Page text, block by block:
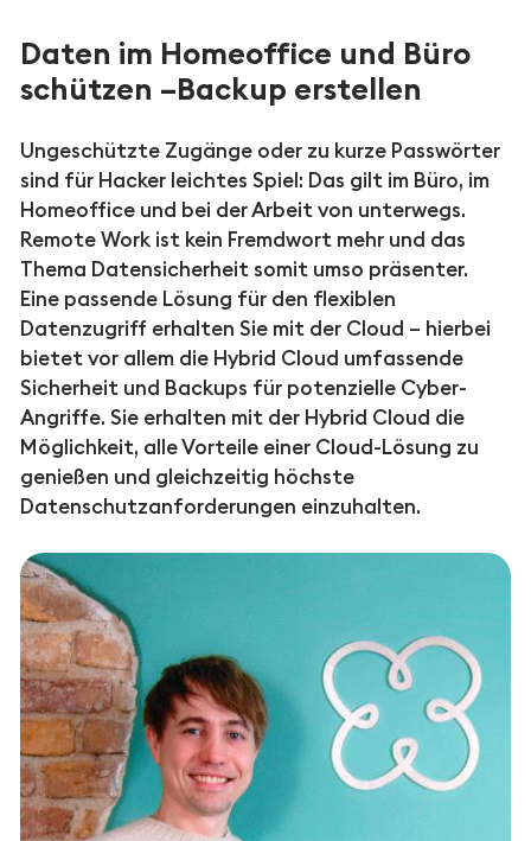
Daten im Homeoffice und Büro
schützen –Backup erstellen
Ungeschützte Zugänge oder zu kurze Passwörter
sind für Hacker leichtes Spiel: Das gilt im Büro, im
Homeoffice und bei der Arbeit von unterwegs.
Remote Work ist kein Fremdwort mehr und das
Thema Datensicherheit somit umso präsenter.
Eine passende Lösung für den flexiblen
Datenzugriff erhalten Sie mit der Cloud – hierbei
bietet vor allem die Hybrid Cloud umfassende
Sicherheit und Backups für potenzielle Cyber-
Angriffe. Sie erhalten mit der Hybrid Cloud die
Möglichkeit, alle Vorteile einer Cloud-Lösung zu
genießen und gleichzeitig höchste
Datenschutzanforderungen einzuhalten.